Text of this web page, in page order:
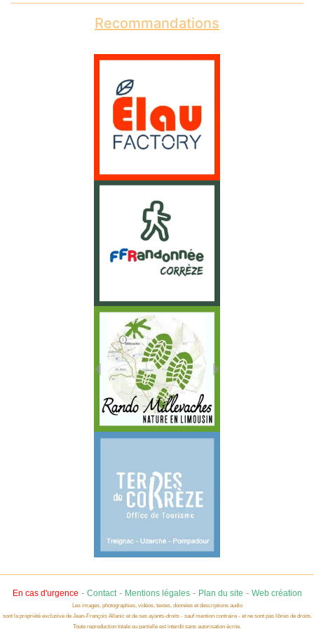
Recommandations
En cas d'urgence - Contact- Mentions légales- Plan du site - Web création
Les images, photographies, vidéos, textes, données et descriptions audio
sont la propriété exclusive de Jean-François Allanic et de ses ayants-droits - sauf mention contraire - et ne sont pas libres de droits.
Toute reproduction totale ou partielle est interdit sans autorisation écrite.